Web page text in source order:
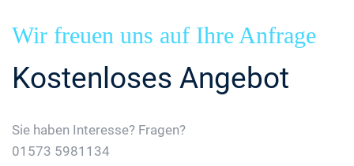
Wir freuen uns auf Ihre Anfrage
Kostenloses Angebot
Sie haben Interesse? Fragen?
01573 5981134